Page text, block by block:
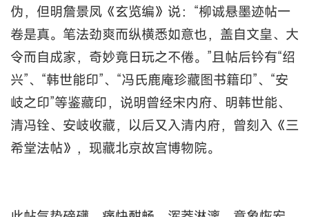
伪，但明詹景凤《玄览编》说：“柳诚悬墨迹帖一
卷是真。笔法劲爽而纵横悉如意也，盖自文皇、大
令而自成家，奇妙竟日玩之不倦。”且帖后钤有“绍
兴”、“韩世能印”、“冯氏鹿庵珍藏图书籍印”、“安
岐之印”等鉴藏印，说明曾经宋内府、明韩世能、
清冯铨、安岐收藏，以后又入清内府，曾刻入《三
希堂法帖》，现藏北京故宫博物院。